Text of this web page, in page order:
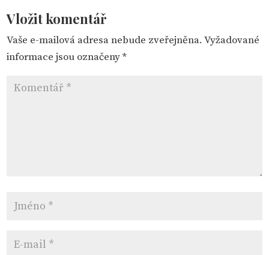
Vložit komentář
Vaše e-mailová adresa nebude zveřejněna. Vyžadované
informace jsou označeny*